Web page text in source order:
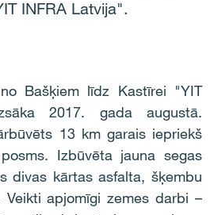
INFRA Latvija".
Bašķiem līdz Kastīrei "YIT
2017. gada augustā.
13 km garais iepriekš
Izbūvēta jauna segas
divas kārtas asfalta, šķembu
Veikti apjomīgi zemes darbi –